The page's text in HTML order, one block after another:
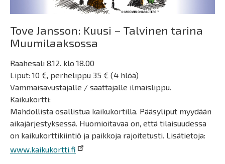
Tove Jansson: Kuusi – Talvinen tarina
Muumilaaksossa
Raahesali 8.12. klo 18.00
Liput: 10 €, perhelippu 35 € (4 hlöä)
Vammaisavustajalle / saattajalle ilmaislippu.
Kaikukortti:
Mahdollista osallistua kaikukortilla. Pääsyliput myydään
aikajärjestyksessä. Huomioitavaa on, että tilaisuudessa
on kaikukorttikiintiö ja paikkoja rajoitetusti. Lisätietoja:
www.kaikukortti.fi